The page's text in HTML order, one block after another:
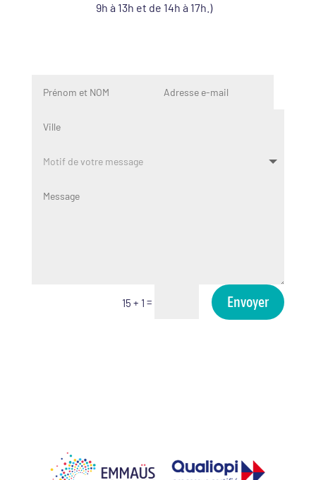
9h à 13h et de 14h à 17h.)
15 + 1 = Envoyer